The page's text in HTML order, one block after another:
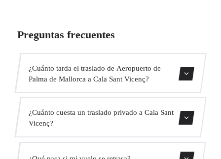
Preguntas frecuentes
¿Cuánto tarda el traslado de Aeropuerto de
Palma de Mallorca a Cala Sant Vicenç?
¿Cuánto cuesta un traslado privado a Cala Sant
Vicenç?
Usa nuestro formulario de reserva para obtener un precio